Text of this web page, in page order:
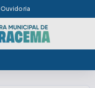
Ouvidoria